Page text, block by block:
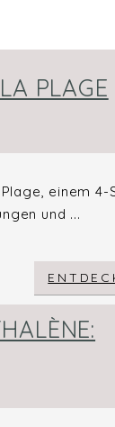
PLAGE
einem 4-
und ...